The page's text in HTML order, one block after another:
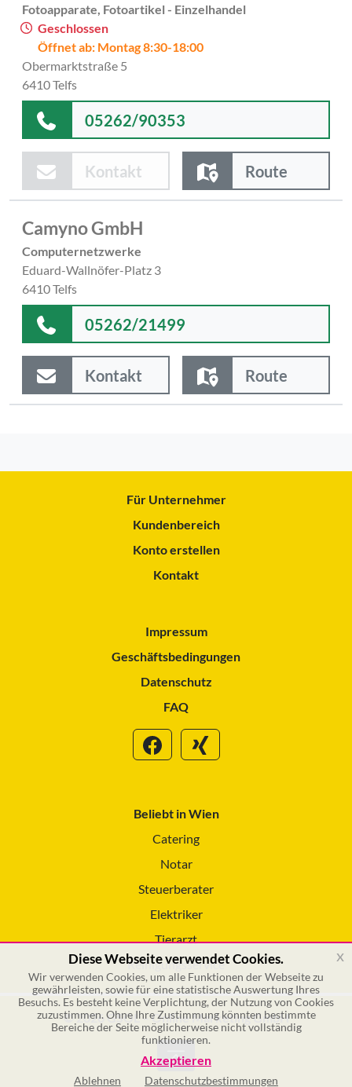
Fotoapparate, Fotoartikel - Einzelhandel
Geschlossen
Öffnet ab: Montag 8:30-18:00
Obermarktstraße 5
6410 Telfs
05262/90353
Kontakt Route
Camyno GmbH
Computernetzwerke
Eduard-Wallnöfer-Platz 3
6410 Telfs
05262/21499
Kontakt Route
Für Unternehmer
Kundenbereich
Konto erstellen
Kontakt
Impressum
Geschäftsbedingungen
Datenschutz
FAQ
Beliebt in Wien
Catering
Notar
Steuerberater
Elektriker
Tierarzt
Reinigungsservice
© 2026 GSOL – Online Marketing GmbH
Diese Webseite verwendet Cookies.
Wir verwenden Cookies, um alle Funktionen der Webseite zu
gewährleisten, sowie für eine statistische Auswertung Ihres
Besuchs. Es besteht keine Verplichtung, der Nutzung von Cookies
zuzustimmen. Ohne Ihre Zustimmung könnten bestimmte
Bereiche der Seite möglicherweise nicht vollständig
funktionieren.
Akzeptieren
Ablehnen Datenschutzbestimmungen
x